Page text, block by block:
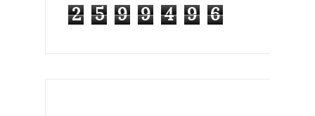
2 5 9 9 4 9 6